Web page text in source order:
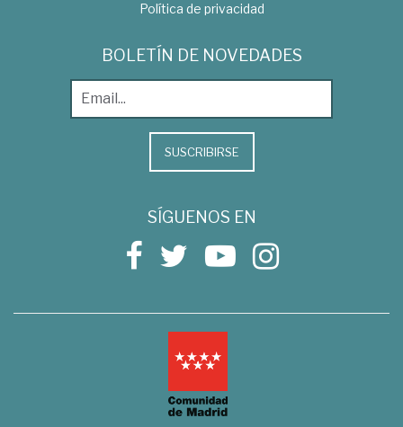
Política de privacidad
BOLETÍN DE NOVEDADES
SUSCRIBIRSE
SÍGUENOS EN